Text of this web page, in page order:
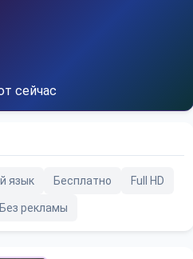
сейчас
язык Бесплатно Full HD
Без рекламы